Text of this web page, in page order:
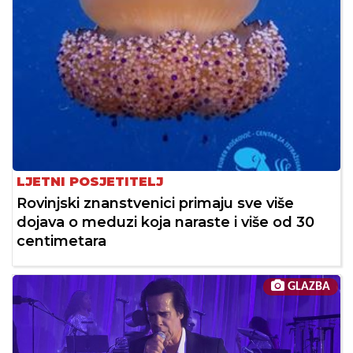
LJETNI POSJETITELJ
Rovinjski znanstvenici primaju sve više
dojava o meduzi koja naraste i više od 30
centimetara
GLAZBA